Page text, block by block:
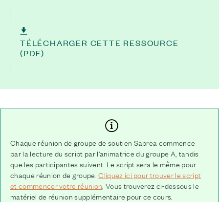
TÉLÉCHARGER CETTE RESSOURCE
(PDF)
Chaque réunion de groupe de soutien Saprea commence
par la lecture du script par l'animatrice du groupe A, tandis
que les participantes suivent. Le script sera le même pour
chaque réunion de groupe.Cliquez ici pour trouver le script
et commencer votre réunion . Vous trouverez ci-dessous le
matériel de réunion supplémentaire pour ce cours.